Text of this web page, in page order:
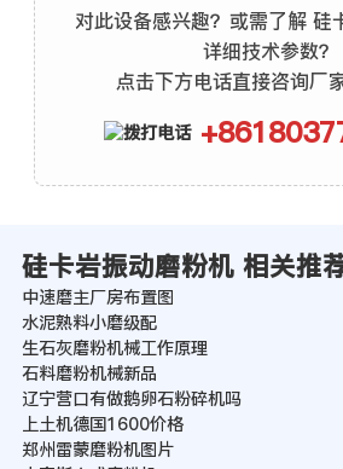
对此设备感兴趣？或需了解 硅
详细技术参数？
点击下方电话直接咨询厂
硅卡岩振动磨粉机 相关推
中速磨主厂房布置图
水泥熟料小磨级配
生石灰磨粉机械工作原理
石料磨粉机械新品
辽宁营口有做鹅卵石粉碎机吗
上土机德国1600价格
郑州雷蒙磨粉机图片